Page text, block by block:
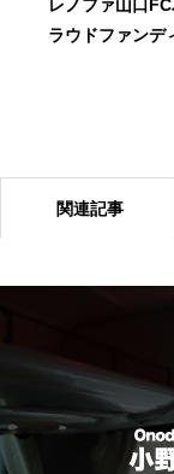
レノファ山口
ラウドファンデ
「6団体親睦ゴ
関連記事